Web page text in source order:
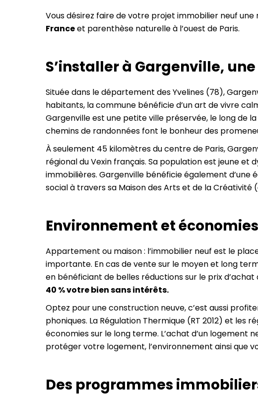
Vous désirez faire de votre projet immobilier neuf
Franceet parenthèse naturelle à l’ouest de Paris.
S’installer à Gargenville,
Située dans le département des Yvelines (78),
habitants, la commune bénéficie d’un art de vivre
Gargenville est une petite ville préservée, le long de
chemins de randonnées font le bonheur des
À seulement 45 kilomètres du centre de Paris,
régional du Vexin français. Sa population est jeune
immobilières. Gargenville bénéficie également d’une
social à travers sa Maison des Arts et de la
Environnement et
Appartement ou maison : l’immobilier neuf est le
importante. En cas de vente sur le moyen et long
en bénéficiant de belles réductions sur le prix
40 % votre bien sans intérêts.
Optez pour une construction neuve, c’est aussi
phoniques. La Régulation Thermique (RT 2012) et
économies sur le long terme. L’achat d’un logement
protéger votre logement, l’environnement ainsi que
Des programmes